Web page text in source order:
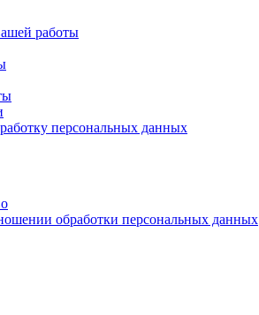
работы
персональных данных
обработки персональных данных